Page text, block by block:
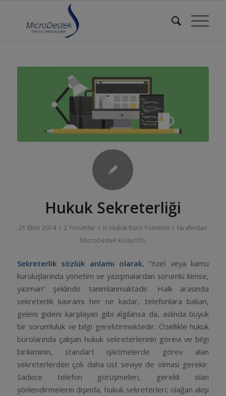
Hukuk Sekreterliği
21 Ekim 2014 / 2 Yorumlar / in Hukuk Büro Yönetimi / tarafından
MicroDestek KolayOfis
Sekreterlik sözlük anlamı olarak, “özel veya kamu
kuruluşlarında yönetim ve yazışmalardan sorumlu kimse,
yazman” şeklinde tanımlanmaktadır. Halk arasında
sekreterlik kavramı her ne kadar, telefonlara bakan,
geleni gideni karşılayan gibi algılansa da, aslında büyük
bir sorumluluk ve bilgi gerektirmektedir. Özellikle hukuk
bürolarında çalışan hukuk sekreterlerinin görevi ve bilgi
birikiminin, standart işletmelerde görev alan
sekreterlerden çok daha üst seviye de olması gerekir.
Sadece telefon görüşmeleri, gerekli olan
yönlendirmelerin dışında, hukuk sekreterleri; olağan akışı